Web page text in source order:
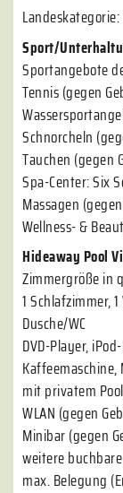
Sport/
Sportangebote
Tennis (gegen
Schnorcheln
Tauchen (gegen
Spa-Center: Six
Massagen
Wellness- &
Hideaway Pool
Zimmergröße in
1 Schlafzimmer,
Dusche/WC
DVD-Player,
Kaffeemaschine,
mit privatem
WLAN (gegen
Minibar (gegen
weitere
max. Belegung